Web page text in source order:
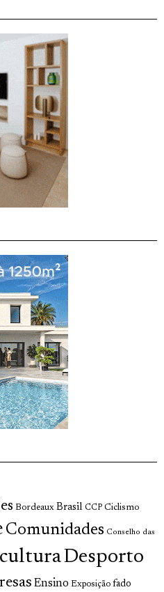
Bordeaux Brasil CCP Ciclismo
Comunidades Conselho das
culturaDesporto
Ensino Exposição fado